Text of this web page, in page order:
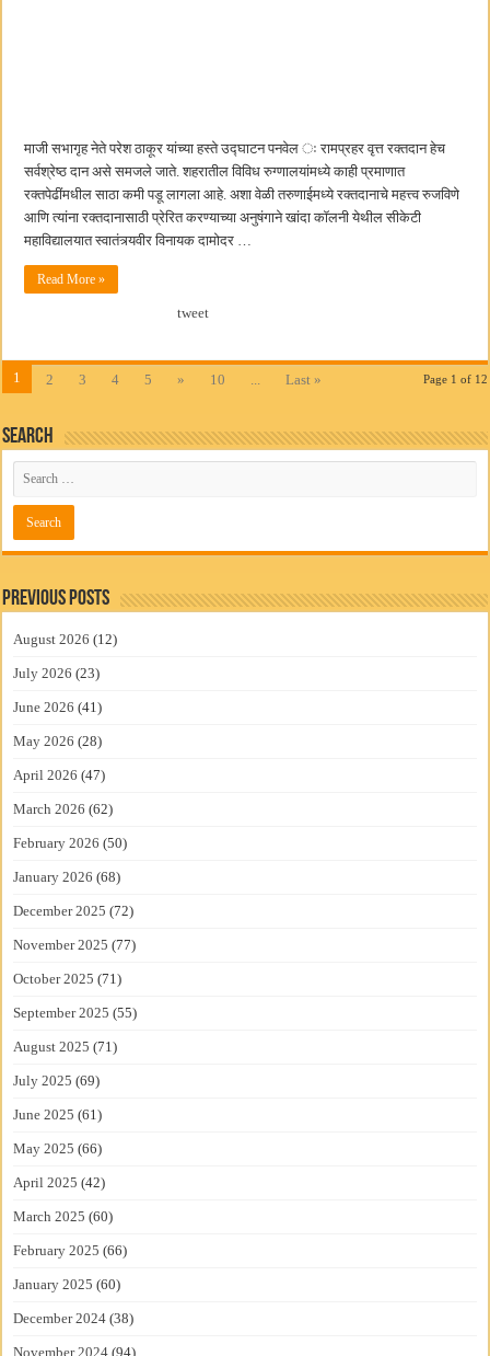
माजी सभागृह नेते परेश ठाकूर यांच्या हस्ते उद्घाटन पनवेल ः रामप्रहर वृत्त रक्तदान हेच
सर्वश्रेष्ठ दान असे समजले जाते. शहरातील विविध रुग्णालयांमध्ये काही प्रमाणात
रक्तपेढींमधील साठा कमी पडू लागला आहे. अशा वेळी तरुणाईमध्ये रक्तदानाचे महत्त्व रुजविणे
आणि त्यांना रक्तदानासाठी प्रेरित करण्याच्या अनुषंगाने खांदा कॉलनी येथील सीकेटी
महाविद्यालयात स्वातंत्र्यवीर विनायक दामोदर …
Read More »
tweet
Page 1 of 12
1 2 3 4 5 » 10 ... Last »
Search
Previous Posts
August 2026 (12)
July 2026 (23)
June 2026 (41)
May 2026 (28)
April 2026 (47)
March 2026 (62)
February 2026 (50)
January 2026 (68)
December 2025 (72)
November 2025 (77)
October 2025 (71)
September 2025 (55)
August 2025 (71)
July 2025 (69)
June 2025 (61)
May 2025 (66)
April 2025 (42)
March 2025 (60)
February 2025 (66)
January 2025 (60)
December 2024 (38)
November 2024 (94)